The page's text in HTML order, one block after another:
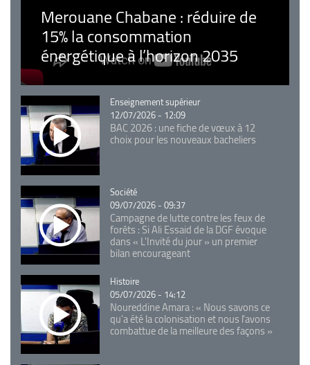
Merouane Chabane : réduire de
15% la consommation
énergétique à l’horizon 2035
Catégorie
Enseignement supérieur
12/07/2026 - 12:09
BAC 2026 : une fiche de vœux à 12
choix pour les nouveaux bacheliers
Catégorie
Société
09/07/2026 - 09:37
Campagne de lutte contre les feux de
forêts : Si Ali Essaid de la DGF évoque
dans « L'Invité du jour » un premier
bilan encourageant
Catégorie
Histoire
05/07/2026 - 14:12
Noureddine Amara : « Nous savons ce
qu’a été la colonisation et nous l’avons
combattue de la meilleure des façons »